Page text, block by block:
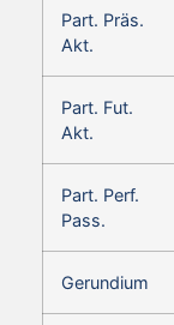
Part. Präs.
Akt.
Part. Fut.
Akt.
Part. Perf.
Pass.
Gerundium